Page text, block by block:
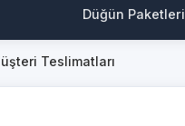
Düğün Paketleri
Teslimatları